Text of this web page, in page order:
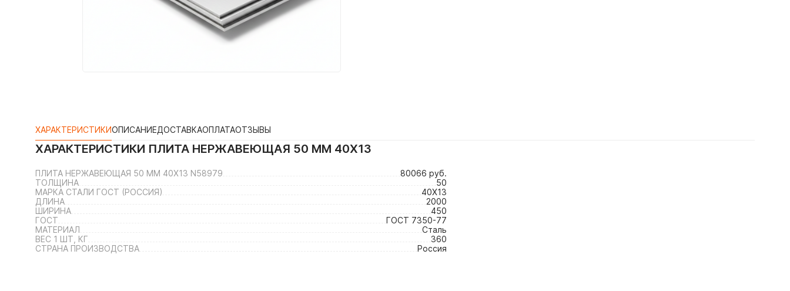
ХАРАКТЕРИСТИКИОПИСАНИЕДОСТАВКАОПЛАТАОТЗЫВЫ
ХАРАКТЕРИСТИКИ ПЛИТА НЕРЖАВЕЮЩАЯ 50 ММ 40Х13
ПЛИТА НЕРЖАВЕЮЩАЯ 50 ММ 40Х13 N58979
80066 руб.
ТОЛЩИНА
50
МАРКА СТАЛИ ГОСТ (РОССИЯ)
40Х13
ДЛИНА
2000
ШИРИНА
450
ГОСТ
ГОСТ 7350-77
МАТЕРИАЛ
Сталь
ВЕС 1 ШТ, КГ
360
СТРАНА ПРОИЗВОДСТВА
Россия